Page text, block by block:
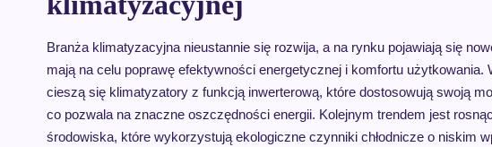
Branża klimatyzacyjna nieustannie się rozwija, a na rynku pojawiają się
mają na celu poprawę efektywności energetycznej i komfortu
cieszą się klimatyzatory z funkcją inwerterową, które dostosowują swoją
co pozwala na znaczne oszczędności energii. Kolejnym trendem jest
środowiska, które wykorzystują ekologiczne czynniki chłodnicze o niskim